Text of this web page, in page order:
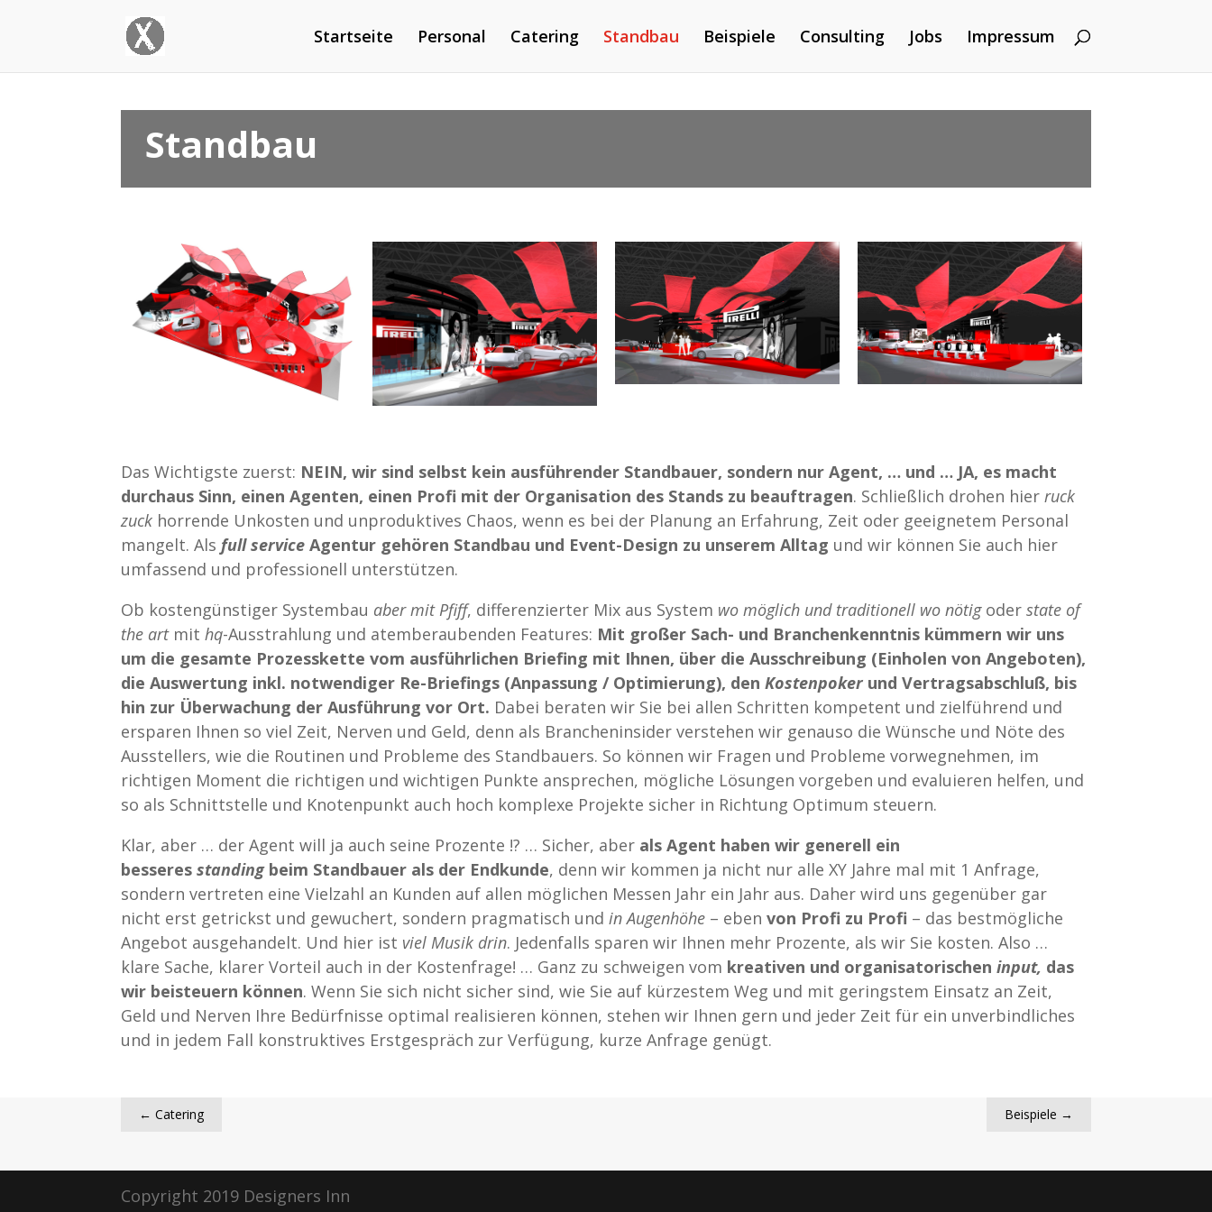
Startseite Personal Catering Standbau Beispiele Consulting Jobs Impressum
Standbau
Das Wichtigste zuerst: NEIN, wir sind selbst kein ausführender Standbauer, sondern nur Agent, … und … JA, es macht
durchaus Sinn, einen Agenten, einen Profi mit der Organisation des Stands zu beauftragen. Schließlich drohen hierruck
zuck horrende Unkosten und unproduktives Chaos, wenn es bei der Planung an Erfahrung, Zeit oder geeignetem Personal
mangelt. Alsfull service Agentur gehören Standbau und Event-Design zu unserem Alltag und wir können Sie auch hier
umfassend und professionell unterstützen.
Ob kostengünstiger Systembau aber mit Pfiff, differenzierter Mix aus System wo möglich und traditionell wo nötigoderstate of
the artmithq-Ausstrahlung und atemberaubenden Features: Mit großer Sach- und Branchenkenntnis kümmern wir uns
um die gesamte Prozesskette vom ausführlichen Briefing mit Ihnen, über die Ausschreibung (Einholen von Angeboten),
die Auswertung inkl. notwendiger Re-Briefings (Anpassung / Optimierung), denKostenpoker und Vertragsabschluß, bis
hin zur Überwachung der Ausführung vor Ort. Dabei beraten wir Sie bei allen Schritten kompetent und zielführend und
ersparen Ihnen so viel Zeit, Nerven und Geld, denn als Brancheninsider verstehen wir genauso die Wünsche und Nöte des
Ausstellers, wie die Routinen und Probleme des Standbauers. So können wir Fragen und Probleme vorwegnehmen, im
richtigen Moment die richtigen und wichtigen Punkte ansprechen, mögliche Lösungen vorgeben und evaluieren helfen, und
so als Schnittstelle und Knotenpunkt auch hoch komplexe Projekte sicher in Richtung Optimum steuern.
Klar, aber … der Agent will ja auch seine Prozente !? … Sicher, aber als Agent haben wir generell ein
besseresstandingbeim Standbauer als der Endkunde, denn wir kommen ja nicht nur alle XY Jahre mal mit 1 Anfrage,
sondern vertreten eine Vielzahl an Kunden auf allen möglichen Messen Jahr ein Jahr aus. Daher wird uns gegenüber gar
nicht erst getrickst und gewuchert, sondern pragmatisch undin Augenhöhe – ebenvon Profi zu Profi – das bestmögliche
Angebot ausgehandelt. Und hier ist viel Musik drin. Jedenfalls sparen wir Ihnen mehr Prozente, als wir Sie kosten. Also …
klare Sache, klarer Vorteil auch in der Kostenfrage! … Ganz zu schweigen vom kreativen und organisatorischeninput, das
wir beisteuern können. Wenn Sie sich nicht sicher sind, wie Sie auf kürzestem Weg und mit geringstem Einsatz an Zeit,
Geld und Nerven Ihre Bedürfnisse optimal realisieren können, stehen wir Ihnen gern und jeder Zeit für ein unverbindliches
und in jedem Fall konstruktives Erstgespräch zur Verfügung, kurze Anfrage genügt.
←Catering Beispiele →
Copyright 2019 Designers Inn